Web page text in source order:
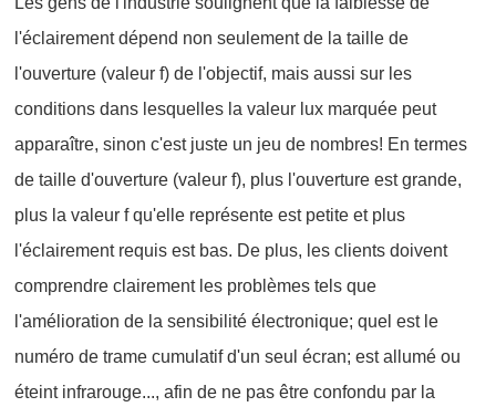
l'éclairement dépend non seulement de la taille de
l'ouverture (valeur f) de l'objectif, mais aussi sur les
conditions dans lesquelles la valeur lux marquée peut
apparaître, sinon c'est juste un jeu de nombres! En termes
de taille d'ouverture (valeur f), plus l'ouverture est grande,
plus la valeur f qu'elle représente est petite et plus
l'éclairement requis est bas. De plus, les clients doivent
comprendre clairement les problèmes tels que
l'amélioration de la sensibilité électronique; quel est le
numéro de trame cumulatif d'un seul écran; est allumé ou
éteint infrarouge..., afin de ne pas être confondu par la